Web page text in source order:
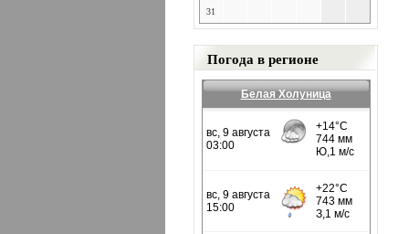
31
Погода в регионе
Белая Холуница